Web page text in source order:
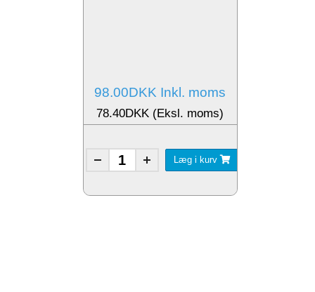
98.00DKK Inkl. moms
78.40DKK (Eksl. moms)
Læg i kurv